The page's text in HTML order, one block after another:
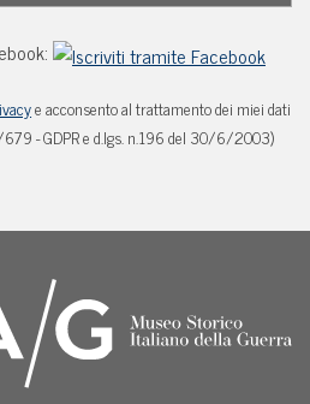
e acconsento al trattamento dei miei dati
- GDPR e d.lgs. n.196 del 30/6/2003)